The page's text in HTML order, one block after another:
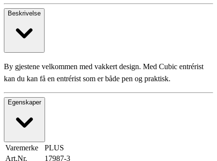
Beskrivelse
By gjestene velkommen med vakkert design. Med Cubic entrérist
kan du kan få en entrérist som er både pen og praktisk.
Egenskaper
Varemerke
PLUS
Art.Nr.
17987-3